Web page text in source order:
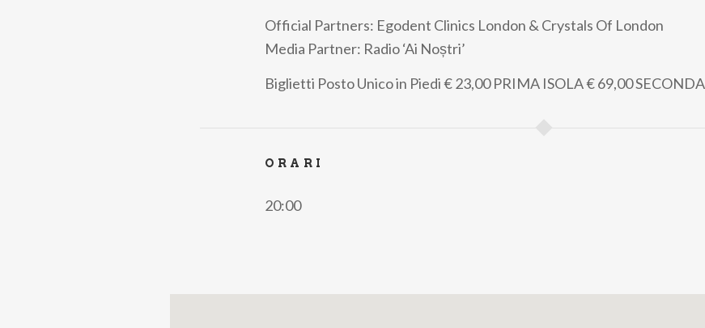
Official Partners: Egodent Clinics London & Crystals Of London
Media Partner: Radio ‘Ai Noștri’
Biglietti Posto Unico in Piedi€ 23,00 PRIMA ISOLA€ 69,00
ORARI
20:00